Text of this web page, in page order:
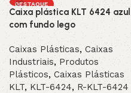
DESTAQUE
Caixa plástica KLT 6424 azul
com fundo lego
Caixas Plásticas,Caixas
Industriais, Produtos
Plásticos, Caixas Plásticas
KLT,KLT-6424, R-KLT-6424